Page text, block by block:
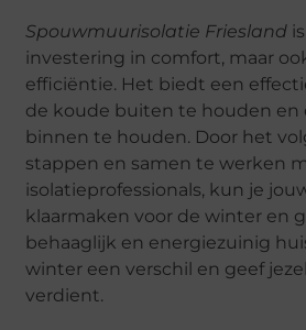
Spouwmuurisolatie Friesland
investering in comfort, maar
efficiëntie. Het biedt een
de koude buiten te houden en
binnen te houden. Door het
stappen en samen te werken
isolatieprofessionals, kun je
klaarmaken voor de winter en
behaaglijk en energiezuinig
winter een verschil en geef
verdient.